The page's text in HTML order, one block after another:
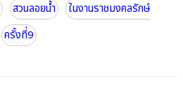
สวนลอยน้ำ
ในงานราชมงคลรักษ์
ครั้งที่9